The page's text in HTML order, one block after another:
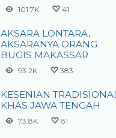
101.7K 41
AKSARA LONTARA,
AKSARANYA ORANG
BUGIS MAKASSAR
93.2K 383
KESENIAN TRADISIONAL
KHAS JAWA TENGAH
73.8K 81